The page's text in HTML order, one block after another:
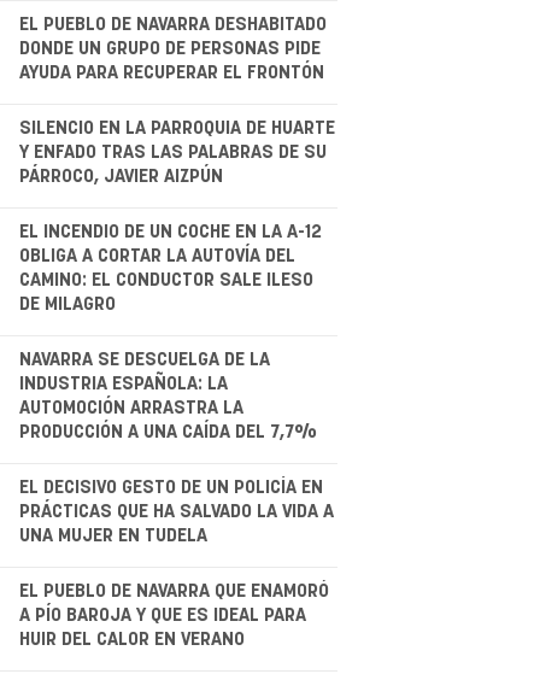
EL PUEBLO DE NAVARRA DESHABITADO
DONDE UN GRUPO DE PERSONAS PIDE
AYUDA PARA RECUPERAR EL FRONTÓN
SILENCIO EN LA PARROQUIA DE HUARTE
Y ENFADO TRAS LAS PALABRAS DE SU
PÁRROCO, JAVIER AIZPÚN
EL INCENDIO DE UN COCHE EN LA A-12
OBLIGA A CORTAR LA AUTOVÍA DEL
CAMINO: EL CONDUCTOR SALE ILESO
DE MILAGRO
NAVARRA SE DESCUELGA DE LA
INDUSTRIA ESPAÑOLA: LA
AUTOMOCIÓN ARRASTRA LA
PRODUCCIÓN A UNA CAÍDA DEL 7,7%
EL DECISIVO GESTO DE UN POLICÍA EN
PRÁCTICAS QUE HA SALVADO LA VIDA A
UNA MUJER EN TUDELA
EL PUEBLO DE NAVARRA QUE ENAMORÓ
A PÍO BAROJA Y QUE ES IDEAL PARA
HUIR DEL CALOR EN VERANO